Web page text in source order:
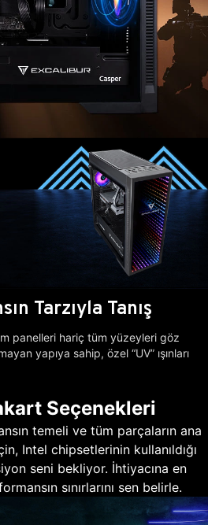
Tarzıyla Tanış
panelleri hariç tüm yüzeyleri göz
yapıya sahip, özel “UV” ışınları
Seçenekleri
temeli ve tüm parçaların ana
Intel chipsetlerinin kullanıldığı
seni bekliyor. İhtiyacına en
sınırlarını sen belirle.